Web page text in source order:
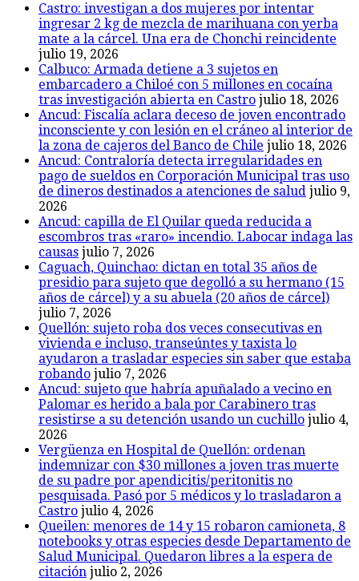
Castro: investigan a dos mujeres por intentar
ingresar 2 kg de mezcla de marihuana con yerba
mate a la cárcel. Una era de Chonchi reincidente
julio 19, 2026
Calbuco: Armada detiene a 3 sujetos en
embarcadero a Chiloé con 5 millones en cocaína
tras investigación abierta en Castro julio 18, 2026
Ancud: Fiscalía aclara deceso de joven encontrado
inconsciente y con lesión en el cráneo al interior de
la zona de cajeros del Banco de Chile julio 18, 2026
Ancud: Contraloría detecta irregularidades en
pago de sueldos en Corporación Municipal tras uso
de dineros destinados a atenciones de salud julio 9,
2026
Ancud: capilla de El Quilar queda reducida a
escombros tras «raro» incendio. Labocar indaga las
causas julio 7, 2026
Caguach, Quinchao: dictan en total 35 años de
presidio para sujeto que degolló a su hermano (15
años de cárcel) y a su abuela (20 años de cárcel)
julio 7, 2026
Quellón: sujeto roba dos veces consecutivas en
vivienda e incluso, transeúntes y taxista lo
ayudaron a trasladar especies sin saber que estaba
robando julio 7, 2026
Ancud: sujeto que habría apuñalado a vecino en
Palomar es herido a bala por Carabinero tras
resistirse a su detención usando un cuchillo julio 4,
2026
Vergüenza en Hospital de Quellón: ordenan
indemnizar con $30 millones a joven tras muerte
de su padre por apendicitis/peritonitis no
pesquisada. Pasó por 5 médicos y lo trasladaron a
Castro julio 4, 2026
Queilen: menores de 14 y 15 robaron camioneta, 8
notebooks y otras especies desde Departamento de
Salud Municipal. Quedaron libres a la espera de
citación julio 2, 2026